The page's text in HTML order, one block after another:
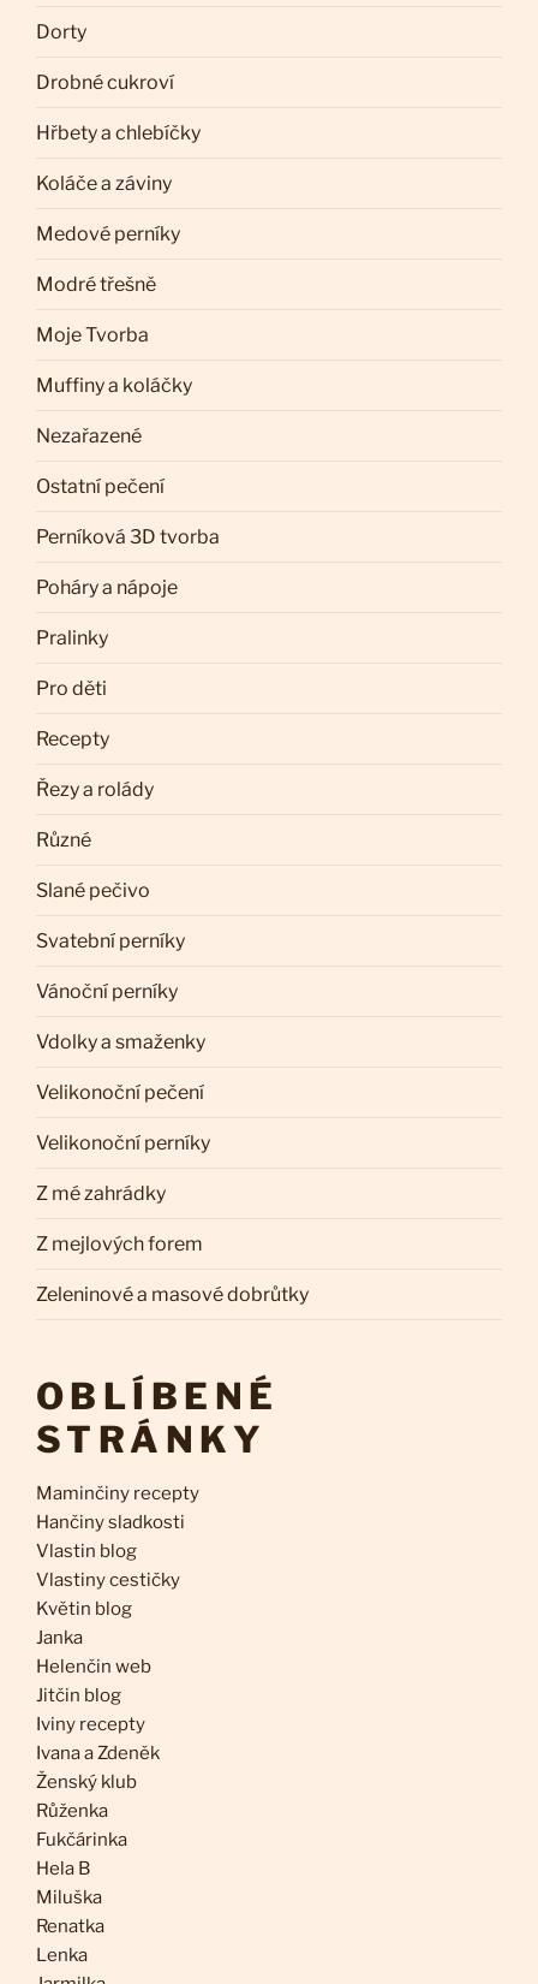
Dorty
Drobné cukroví
Hřbety a chlebíčky
Koláče a záviny
Medové perníky
Modré třešně
Moje Tvorba
Muffiny a koláčky
Nezařazené
Ostatní pečení
Perníková 3D tvorba
Poháry a nápoje
Pralinky
Pro děti
Recepty
Řezy a rolády
Různé
Slané pečivo
Svatební perníky
Vánoční perníky
Vdolky a smaženky
Velikonoční pečení
Velikonoční perníky
Z mé zahrádky
Z mejlových forem
Zeleninové a masové dobrůtky
OBLÍBENÉ
STRÁNKY
Maminčiny recepty
Hančiny sladkosti
Vlastin blog
Vlastiny cestičky
Květin blog
Janka
Helenčin web
Jitčin blog
Iviny recepty
Ivana a Zdeněk
Ženský klub
Růženka
Fukčárinka
Hela B
Miluška
Renatka
Lenka